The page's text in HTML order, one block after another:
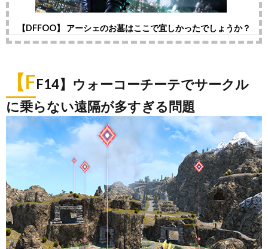
【DFFOO】 アーシェのお墓はここで宜しかったでしょうか？
【FF14】ウォーコーチーテでサークル
に乗らない遠隔が多すぎる問題